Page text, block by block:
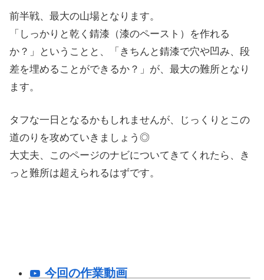
前半戦、最大の山場となります。
「しっかりと乾く錆漆（漆のペースト）を作れる
か？」ということと、「きちんと錆漆で穴や凹み、段
差を埋めることができるか？」が、最大の難所となり
ます。
タフな一日となるかもしれませんが、じっくりとこの
道のりを攻めていきましょう◎
大丈夫、このページのナビについてきてくれたら、き
っと難所は超えられるはずです。
今回の作業動画